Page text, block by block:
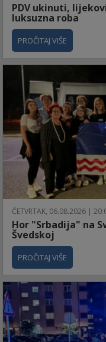
PDV ukinuti,
luksuzna roba
PROČITAJ VIŠE
ČETVRTAK, 06.08.2026 |
Hor "Srbadija" na
Švedskoj
PROČITAJ VIŠE